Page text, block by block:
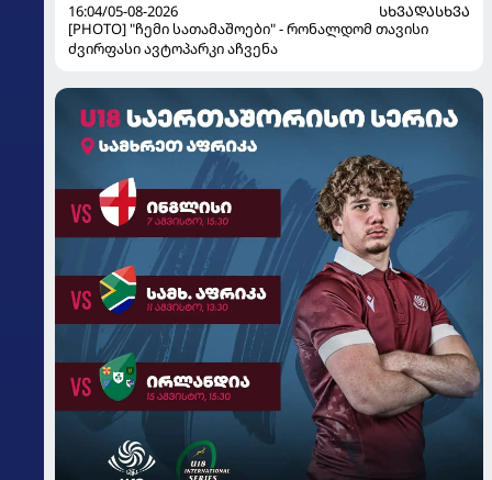
16:04/05-08-2026
ᲡᲮᲕᲐᲓᲐᲡᲮᲕᲐ
[PHOTO] "ჩემი სათამაშოები" - რონალდომ თავისი
ძვირფასი ავტოპარკი აჩვენა